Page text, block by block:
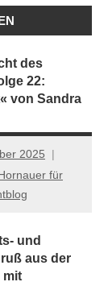
des
22:
von Sandra
2025
für
und
aus der
mit